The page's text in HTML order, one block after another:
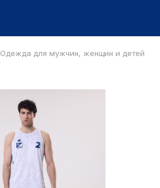
Одежда для мужчин, женщин и детей